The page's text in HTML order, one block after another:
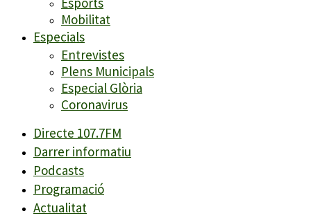
Mobilitat
Especials
Entrevistes
Plens Municipals
Especial Glòria
Coronavirus
Directe 107.7FM
Darrer informatiu
Podcasts
Programació
Actualitat